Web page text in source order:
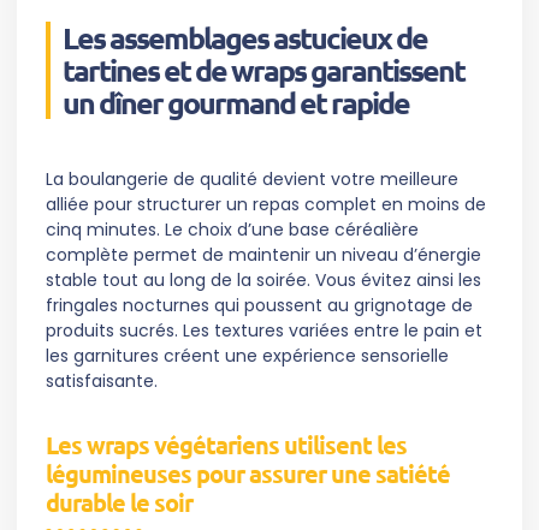
Les assemblages astucieux de
tartines et de wraps garantissent
un dîner gourmand et rapide
La boulangerie de qualité devient votre meilleure
alliée pour structurer un repas complet en moins de
cinq minutes. Le choix d’une base céréalière
complète permet de maintenir un niveau d’énergie
stable tout au long de la soirée. Vous évitez ainsi les
fringales nocturnes qui poussent au grignotage de
produits sucrés. Les textures variées entre le pain et
les garnitures créent une expérience sensorielle
satisfaisante.
Les wraps végétariens utilisent les
légumineuses pour assurer une satiété
durable le soir